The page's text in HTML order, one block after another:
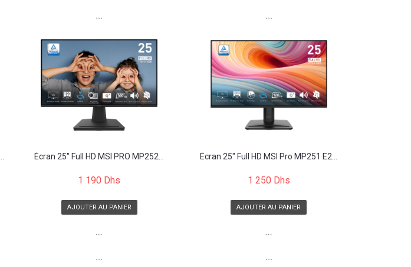
```
Écran 25" Full HD MSI PRO MP252...
1 190 Dhs
AJOUTER AU PANIER
```
```
Écran 25" Full HD MSI Pro MP251 E2...
1 250 Dhs
AJOUTER AU PANIER
```
``` ```